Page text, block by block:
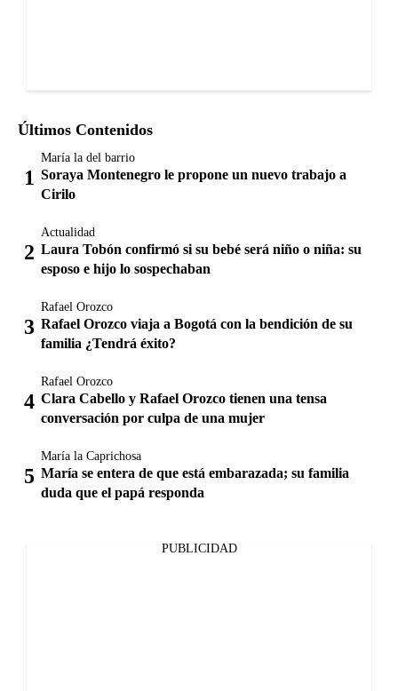
Últimos Contenidos
María la del barrio
Soraya Montenegro le propone un nuevo trabajo a
Cirilo
Actualidad
Laura Tobón confirmó si su bebé será niño o niña: su
esposo e hijo lo sospechaban
Rafael Orozco
Rafael Orozco viaja a Bogotá con la bendición de su
familia ¿Tendrá éxito?
Rafael Orozco
Clara Cabello y Rafael Orozco tienen una tensa
conversación por culpa de una mujer
María la Caprichosa
María se entera de que está embarazada; su familia
duda que el papá responda
PUBLICIDAD